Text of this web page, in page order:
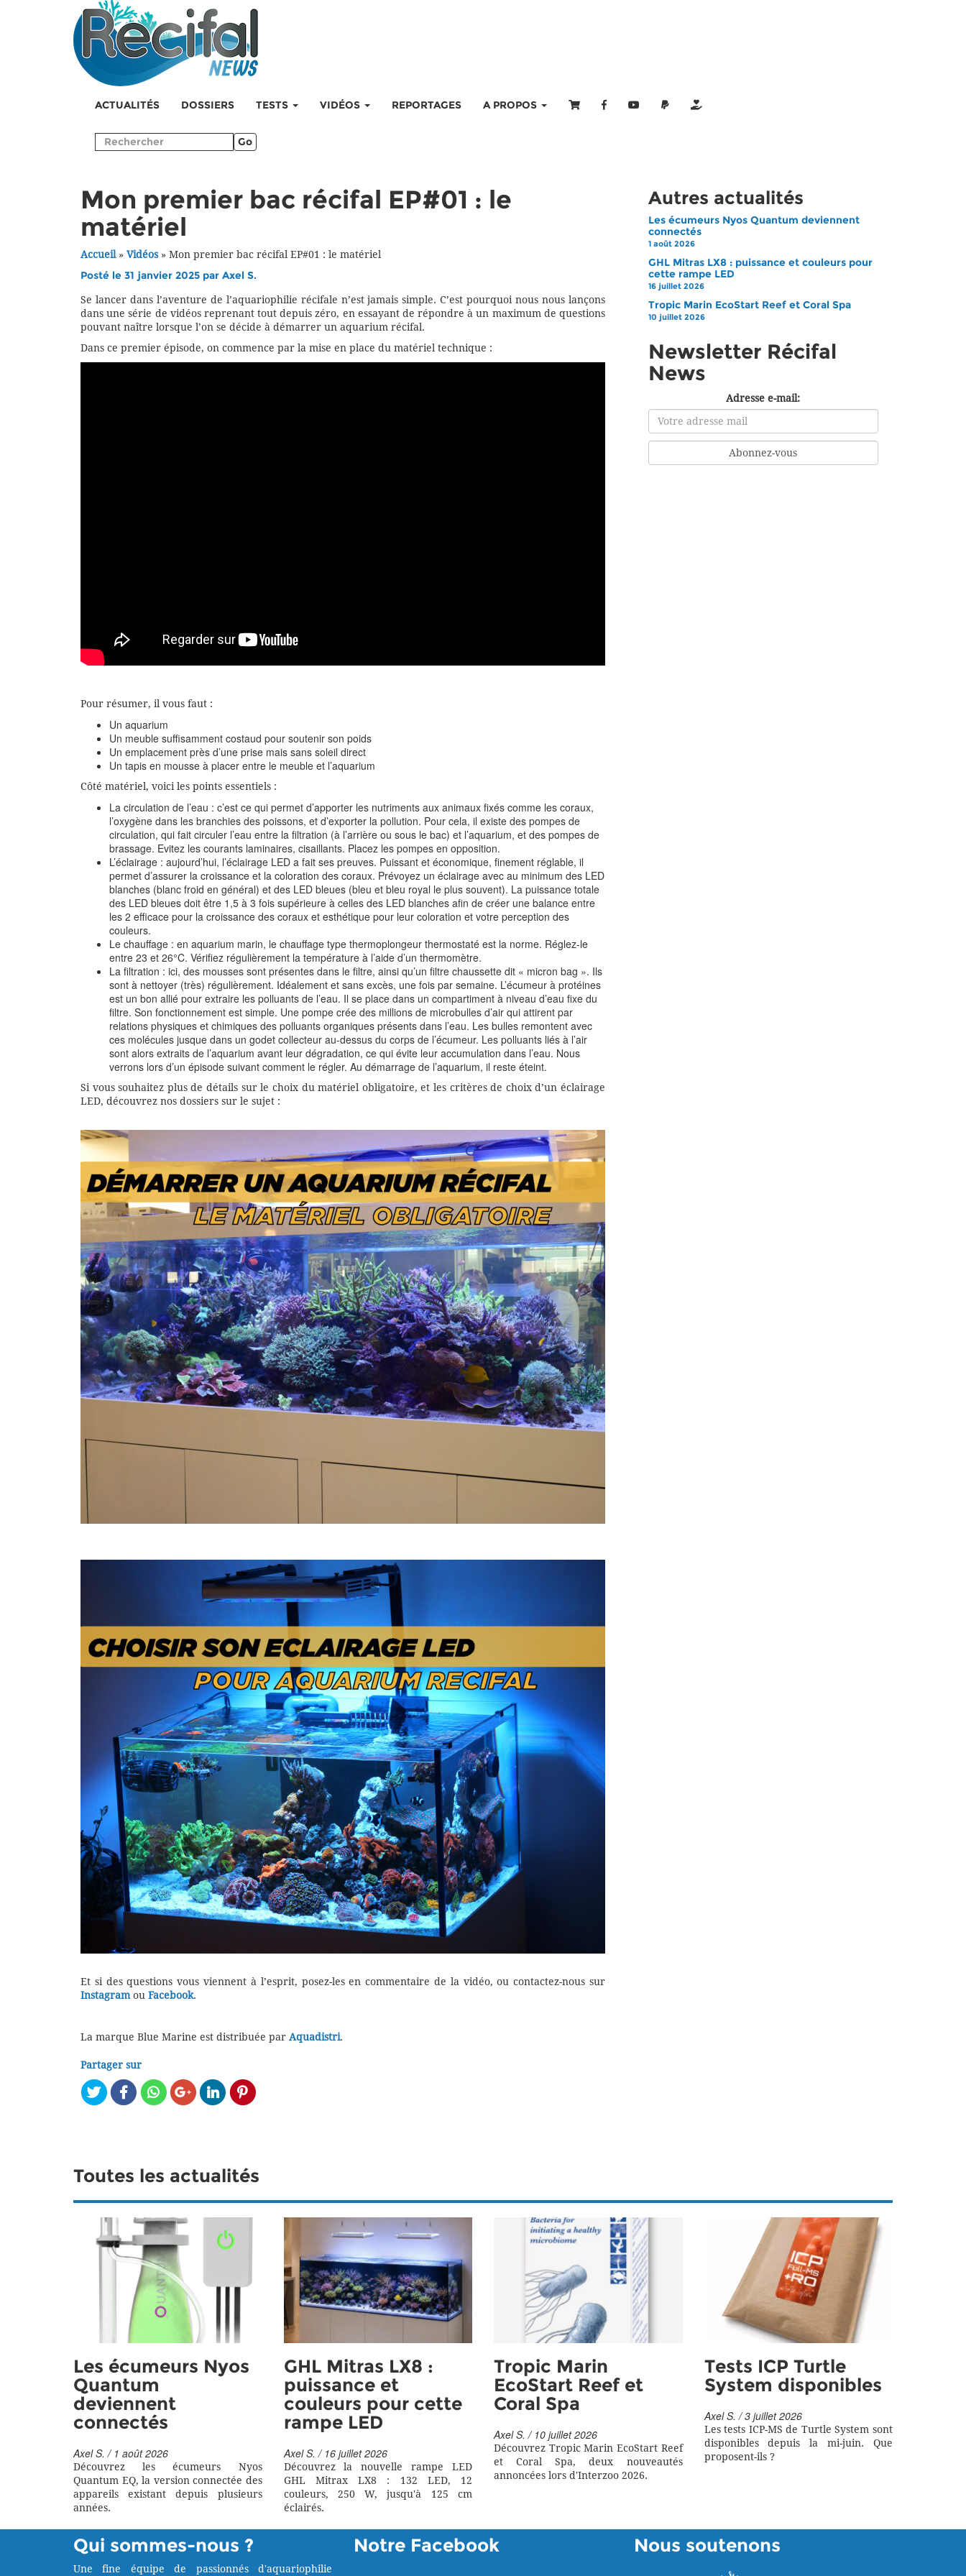
ACTUALITÉS DOSSIERS TESTS VIDÉOS REPORTAGES A PROPOS
Go
Mon premier bac récifal EP#01 : le
matériel
Accueil» Vidéos» Mon premier bac récifal EP#01 : le matériel
Posté le 31 janvier 2025 par Axel S.
Se lancer dans l’aventure de l’aquariophilie récifale n’est jamais simple. C’est pourquoi nous nous lançons
dans une série de vidéos reprenant tout depuis zéro, en essayant de répondre à un maximum de questions
pouvant naître lorsque l’on se décide à démarrer un aquarium récifal.
Dans ce premier épisode, on commence par la mise en place du matériel technique :
Pour résumer, il vous faut :
Un aquarium
Un meuble suffisamment costaud pour soutenir son poids
Un emplacement près d’une prise mais sans soleil direct
Un tapis en mousse à placer entre le meuble et l’aquarium
Côté matériel, voici les points essentiels :
La circulation de l’eau : c’est ce qui permet d’apporter les nutriments aux animaux fixés comme les coraux,
l’oxygène dans les branchies des poissons, et d’exporter la pollution. Pour cela, il existe des pompes de
circulation, qui fait circuler l’eau entre la filtration (à l’arrière ou sous le bac) et l’aquarium, et des pompes de
brassage. Evitez les courants laminaires, cisaillants. Placez les pompes en opposition.
L’éclairage : aujourd’hui, l’éclairage LED a fait ses preuves. Puissant et économique, finement réglable, il
permet d’assurer la croissance et la coloration des coraux. Prévoyez un éclairage avec au minimum des LED
blanches (blanc froid en général) et des LED bleues (bleu et bleu royal le plus souvent). La puissance totale
des LED bleues doit être 1,5 à 3 fois supérieure à celles des LED blanches afin de créer une balance entre
les 2 efficace pour la croissance des coraux et esthétique pour leur coloration et votre perception des
couleurs.
Le chauffage : en aquarium marin, le chauffage type thermoplongeur thermostaté est la norme. Réglez-le
entre 23 et 26°C. Vérifiez régulièrement la température à l’aide d’un thermomètre.
La filtration : ici, des mousses sont présentes dans le filtre, ainsi qu’un filtre chaussette dit « micron bag ». Ils
sont à nettoyer (très) régulièrement. Idéalement et sans excès, une fois par semaine. L’écumeur à protéines
est un bon allié pour extraire les polluants de l’eau. Il se place dans un compartiment à niveau d’eau fixe du
filtre. Son fonctionnement est simple. Une pompe crée des millions de microbulles d’air qui attirent par
relations physiques et chimiques des polluants organiques présents dans l’eau. Les bulles remontent avec
ces molécules jusque dans un godet collecteur au-dessus du corps de l’écumeur. Les polluants liés à l’air
sont alors extraits de l’aquarium avant leur dégradation, ce qui évite leur accumulation dans l’eau. Nous
verrons lors d’un épisode suivant comment le régler. Au démarrage de l’aquarium, il reste éteint.
Si vous souhaitez plus de détails sur le choix du matériel obligatoire, et les critères de choix d’un éclairage
LED, découvrez nos dossiers sur le sujet :
Et si des questions vous viennent à l’esprit, posez-les en commentaire de la vidéo, ou contactez-nous sur
Instagramou Facebook.
La marque Blue Marine est distribuée par Aquadistri.
Partager sur
Autres actualités
Les écumeurs Nyos Quantum deviennent
connectés
1 août 2026
GHL Mitras LX8 : puissance et couleurs pour
cette rampe LED
16 juillet 2026
Tropic Marin EcoStart Reef et Coral Spa
10 juillet 2026
Newsletter Récifal
News
Adresse e-mail:
Toutes les actualités
Les écumeurs Nyos
Quantum
deviennent
connectés
Axel S. / 1 août 2026
Découvrez les écumeurs Nyos
Quantum EQ, la version connectée des
appareils existant depuis plusieurs
années.
GHL Mitras LX8 :
puissance et
couleurs pour cette
rampe LED
Axel S. / 16 juillet 2026
Découvrez la nouvelle rampe LED
GHL Mitrax LX8 : 132 LED, 12
couleurs, 250 W, jusqu'à 125 cm
éclairés.
Tropic Marin
EcoStart Reef et
Coral Spa
Axel S. / 10 juillet 2026
Découvrez Tropic Marin EcoStart Reef
et Coral Spa, deux nouveautés
annoncées lors d'Interzoo 2026.
Tests ICP Turtle
System disponibles
Axel S. / 3 juillet 2026
Les tests ICP-MS de Turtle System sont
disponibles depuis la mi-juin. Que
proposent-ils ?
Qui sommes-nous ?
Une fine équipe de passionnés d'aquariophilie
Notre Facebook Nous soutenons